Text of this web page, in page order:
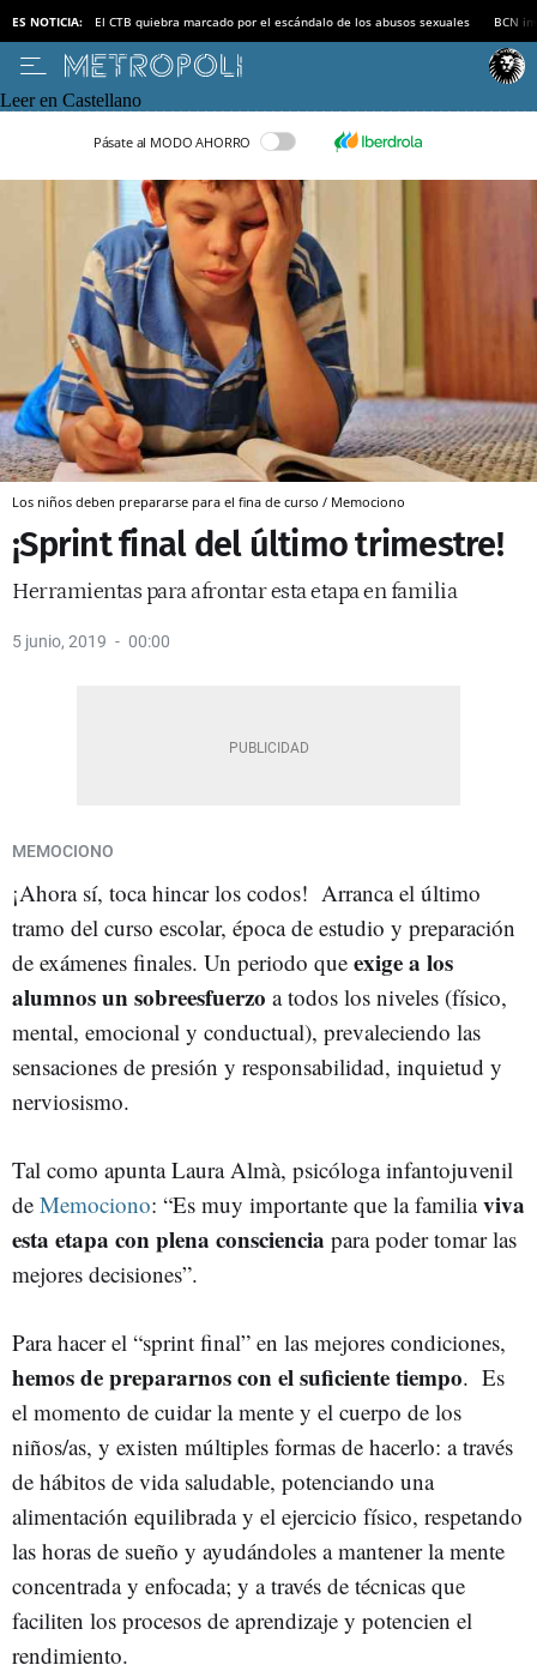
ES NOTICIA: El CTB quiebra marcado por el escándalo de los abusos sexuales BCN
Leer en Castellano
Pásate al MODO AHORRO
Los niños deben prepararse para el fina de curso / Memociono
¡Sprint final del último trimestre!
Herramientas para afrontar esta etapa en familia
5 junio, 2019 00:00
MEMOCIONO
¡Ahora sí, toca hincar los codos! Arranca el último
tramo del curso escolar, época de estudio y preparación
de exámenes finales. Un periodo que exige a los
alumnos un sobreesfuerzo a todos los niveles (físico,
mental, emocional y conductual), prevaleciendo las
sensaciones de presión y responsabilidad, inquietud y
nerviosismo.
Tal como apunta Laura Almà, psicóloga infantojuvenil
de Memociono: “Es muy importante que la familiaviva
esta etapa con plena consciencia para poder tomar las
mejores decisiones”.
Para hacer el “sprint final” en las mejores condiciones,
hemos de prepararnos con el suficiente tiempo. Es
el momento de cuidar la mente y el cuerpo de los
niños/as, y existen múltiples formas de hacerlo: a través
de hábitos de vida saludable, potenciando una
alimentación equilibrada y el ejercicio físico, respetando
las horas de sueño y ayudándoles a mantener la mente
concentrada y enfocada; y a través de técnicas que
faciliten los procesos de aprendizaje y potencien el
rendimiento.